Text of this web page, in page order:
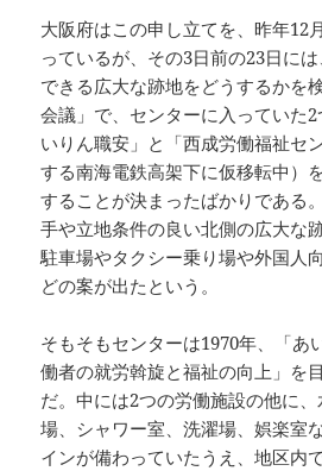
大阪府はこの申し立てを、昨年12
っているが、その3日前の23日に
できる広大な跡地をどうするかを
会議」で、センターに入っていた
いりん職安」と「西成労働福祉セ
する南海電鉄高架下に仮移転中）
することが決まったばかりである
手や立地条件の良い北側の広大な
駐車場やタクシー乗り場や外国人
どの案が出たという。
そもそもセンターは1970年、「あ
働者の就労斡旋と福祉の向上」を
だ。中には2つの労働施設の他に
場、シャワー室、洗濯場、娯楽室
インが備わっていたうえ、地区内